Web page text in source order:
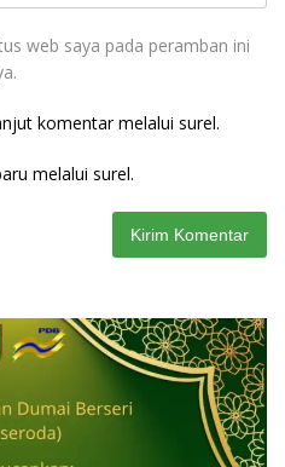
web saya pada peramban ini
komentar melalui surel.
melalui surel.